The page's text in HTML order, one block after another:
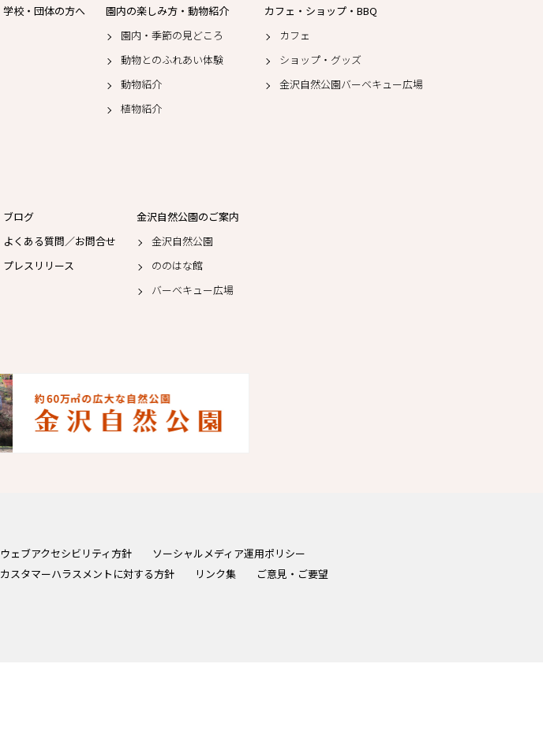
学校・団体の方へ
園内の楽しみ方・動物紹介
園内・季節の見どころ
動物とのふれあい体験
動物紹介
植物紹介
カフェ・ショップ・BBQ
カフェ
ショップ・グッズ
金沢自然公園バーベキュー広場
ブログ
よくある質問／お問合せ
プレスリリース
金沢自然公園のご案内
金沢自然公園
ののはな館
バーベキュー広場
ウェブアクセシビリティ方針
ソーシャルメディア運用ポリシー
カスタマーハラスメントに対する方針 リンク集 ご意見・ご要望